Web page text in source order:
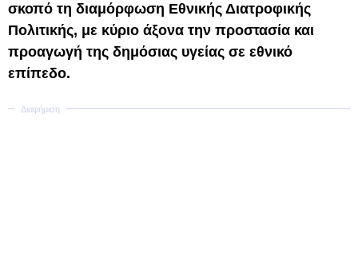
σκοπό τη διαμόρφωση Εθνικής Διατροφικής
Πολιτικής, με κύριο άξονα την προστασία και
προαγωγή της δημόσιας υγείας σε εθνικό
επίπεδο.